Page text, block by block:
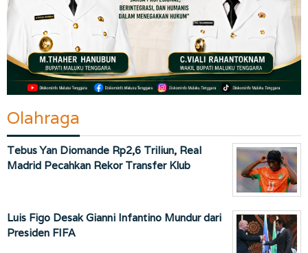
Olahraga
Tebus Yan Diomande Rp2,6 Triliun, Real
Madrid Pecahkan Rekor Transfer Klub
Luis Figo Desak Gianni Infantino Mundur dari
Presiden FIFA